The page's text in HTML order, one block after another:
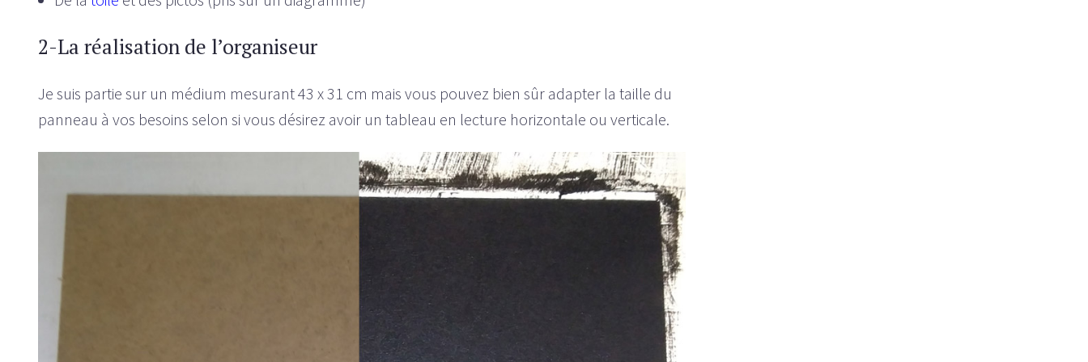
2-La réalisation de l’organiseur
Je suis partie sur un médium mesurant 43 x 31 cm mais vous pouvez bien sûr adapter la taille du
panneau à vos besoins selon si vous désirez avoir un tableau en lecture horizontale ou verticale.